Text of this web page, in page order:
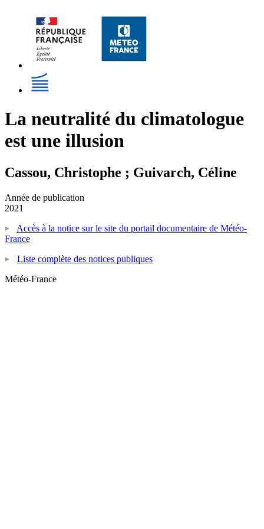
La neutralité du climatologue
est une illusion
Cassou, Christophe ; Guivarch, Céline
Année de publication
2021
Accès à la notice sur le site du portail documentaire de Météo-
France
Liste complète des notices publiques
Météo-France